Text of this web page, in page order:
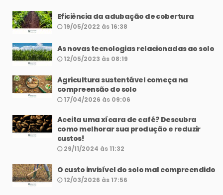
Eficiência da adubação de cobertura
19/05/2022 às 16:38
As novas tecnologias relacionadas ao solo
12/05/2023 às 08:19
Agricultura sustentável começa na
compreensão do solo
17/04/2026 às 09:06
Aceita uma xícara de café? Descubra
como melhorar sua produção e reduzir
custos!
29/11/2024 às 11:32
O custo invisível do solo mal compreendido
12/03/2026 às 17:56